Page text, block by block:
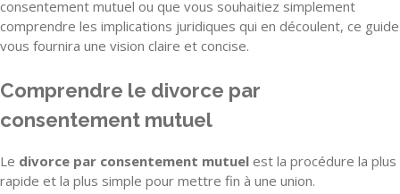
consentement mutuel ou que vous souhaitiez simplement
comprendre les implications juridiques qui en découlent, ce guide
vous fournira une vision claire et concise.
Comprendre le divorce par
consentement mutuel
Le divorce par consentement mutuel est la procédure la plus
rapide et la plus simple pour mettre fin à une union.